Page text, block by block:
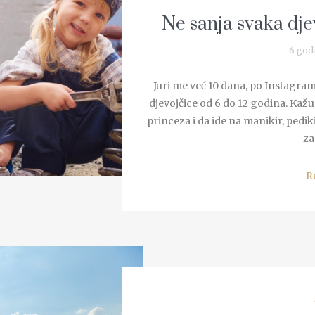
Ne sanja svaka
6
Juri me već 10 dana, po
djevojčice od 6 do 12 godina.
princeza i da ide na manikir,